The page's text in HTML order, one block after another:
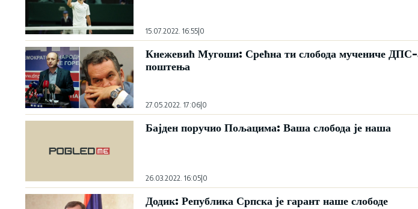
15.07.2022. 16:55 0
Кнежевић Мугоши: Срећна ти слобода мучениче ДПС-
поштења
27.05.2022. 17:06 0
Бајден поручио Пољацима: Ваша слобода је наша
26.03.2022. 16:05 0
Додик: Република Српска је гарант наше слободе